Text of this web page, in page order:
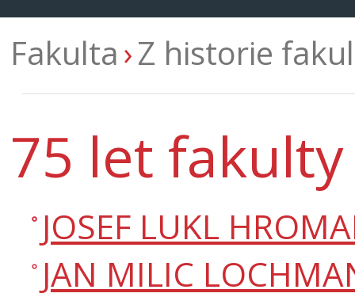
Fakulta Z historie
75 let
JOSEF LUKL
JAN MILIC